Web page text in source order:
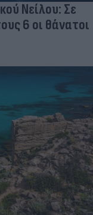
Νείλου: Σε
6 οι θάνατοι